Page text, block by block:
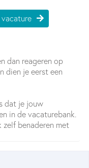
dan reageren op
dien je eerst een
dat je jouw
in de vacaturebank.
benaderen met